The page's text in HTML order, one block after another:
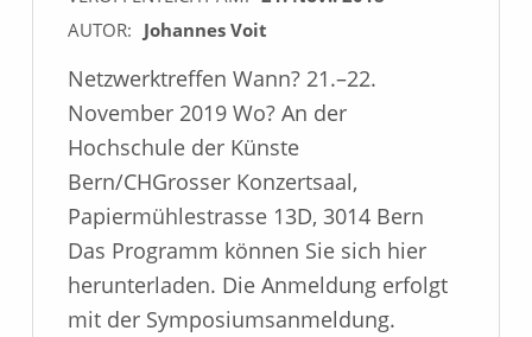
AUTOR: Johannes Voit
Netzwerktreffen Wann? 21.–22.
November 2019 Wo? An der
Hochschule der Künste
Bern/CHGrosser Konzertsaal,
Papiermühlestrasse 13D, 3014 Bern
Das Programm können Sie sich hier
herunterladen. Die Anmeldung erfolgt
mit der Symposiumsanmeldung.